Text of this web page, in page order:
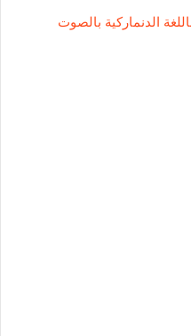
الدنماركية بالصوت